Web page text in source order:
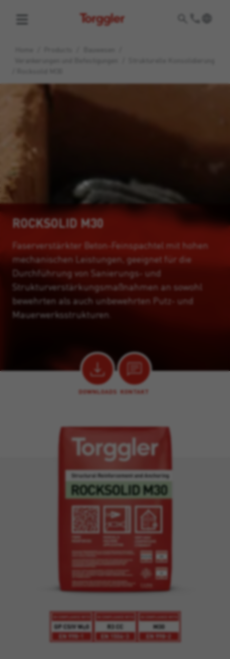
Torggler
ROCKSOLID M30
Faserverstärkter Beton-Feinspachtel mit hohen
mechanischen Leistungen, geeignet für die
Durchführung von Sanierungs- und
Strukturverstärkungsmaßnahmen an sowohl
bewehrten als auch unbewehrten Putz- und
Mauerwerksstrukturen.
DOWNLOADS KONTAKT